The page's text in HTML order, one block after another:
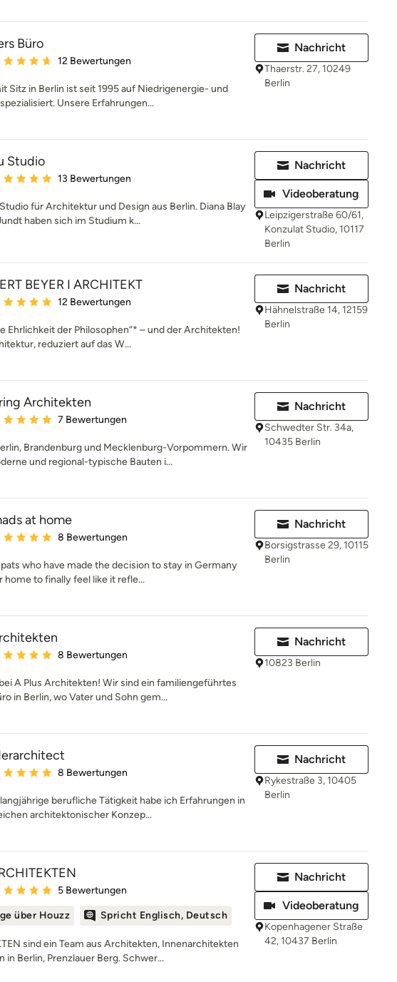
Büro
Bewertung: 4.7 von 5 Sternen
12 Bewertungen
Sitz in Berlin ist seit 1995 auf Niedrigenergie- und
Unsere Erfahrungen...
Nachricht
Thaerstr. 27, 10249
Berlin
Studio
Bewertung: 5 von 5 Sternen
13 Bewertungen
für Architektur und Design aus Berlin. Diana Blay
haben sich im Studium k...
Nachricht
Videoberatung
Leipzigerstraße 60/61,
Konzulat Studio, 10117
Berlin
BEYER I ARCHITEKT
Bewertung: 5 von 5 Sternen
12 Bewertungen
Ehrlichkeit der Philosophen“* – und der Architekten!
reduziert auf das W...
Nachricht
Hähnelstraße 14, 12159
Berlin
Architekten
Bewertung: 5 von 5 Sternen
7 Bewertungen
Brandenburg und Mecklenburg-Vorpommern. Wir
und regional-typische Bauten i...
Nachricht
Schwedter Str. 34a,
10435 Berlin
at home
Bewertung: 5 von 5 Sternen
8 Bewertungen
who have made the decision to stay in Germany
home to finally feel like it refle...
Nachricht
Borsigstrasse 29, 10115
Berlin
Bewertung: 5 von 5 Sternen
8 Bewertungen
A Plus Architekten! Wir sind ein familiengeführtes
in Berlin, wo Vater und Sohn gem...
Nachricht
10823 Berlin
Bewertung: 5 von 5 Sternen
8 Bewertungen
berufliche Tätigkeit habe ich Erfahrungen in
architektonischer Konzep...
Nachricht
Rykestraße 3, 10405
Berlin
Bewertung: 5 von 5 Sternen
5 Bewertungen
über Houzz Spricht Englisch, Deutsch
sind ein Team aus Architekten, Innenarchitekten
in Berlin, Prenzlauer Berg. Schwer...
Nachricht
Videoberatung
Kopenhagener Straße
42, 10437 Berlin